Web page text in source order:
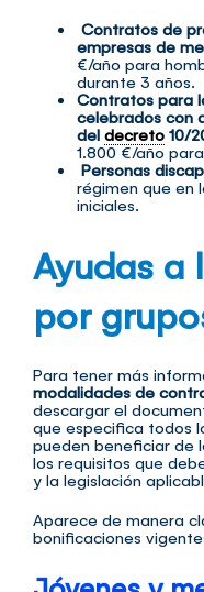
Contratos de
empresas de
€/año para
durante 3 años.
Contratos para
celebrados con
del decreto 10/
1.800 €/año
Personas
régimen que en
iniciales.
Ayudas a
por
Para tener más
modalidades de
descargar el
que especifica todos
pueden beneficiar de
los requisitos que
y la legislación
Aparece de manera
bonificaciones